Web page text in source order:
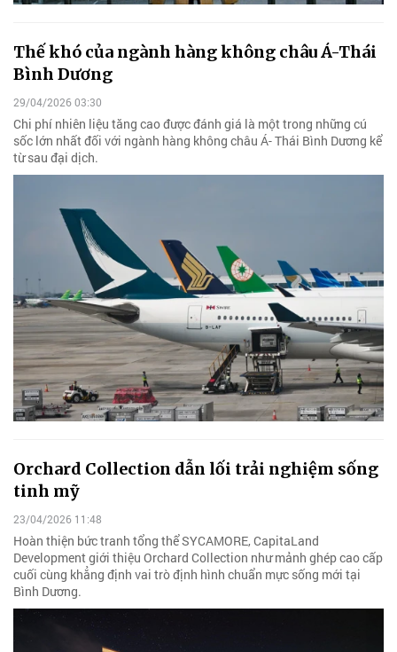
Thế khó của ngành hàng không châu Á-Thái
Bình Dương
29/04/2026 03:30
Chi phí nhiên liệu tăng cao được đánh giá là một trong những cú
sốc lớn nhất đối với ngành hàng không châu Á- Thái Bình Dương kể
từ sau đại dịch.
Orchard Collection dẫn lối trải nghiệm sống
tinh mỹ
23/04/2026 11:48
Hoàn thiện bức tranh tổng thể SYCAMORE, CapitaLand
Development giới thiệu Orchard Collection như mảnh ghép cao cấp
cuối cùng khẳng định vai trò định hình chuẩn mực sống mới tại
Bình Dương.